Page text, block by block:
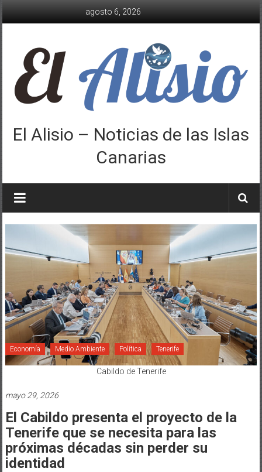
agosto 6, 2026
El Alisio – Noticias de las Islas
Canarias
Economía Medio Ambiente Política Tenerife
Cabildo de Tenerife
mayo 29, 2026
El Cabildo presenta el proyecto de la
Tenerife que se necesita para las
próximas décadas sin perder su
identidad